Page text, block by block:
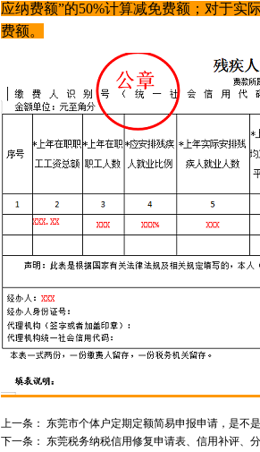
1 2
应纳费额”的50%计算减免费额；对于实
费额。
上一条： 东莞市个体户定期定额简易申报申请，是不
下一条： 东莞税务纳税信用修复申请表、信用补评、